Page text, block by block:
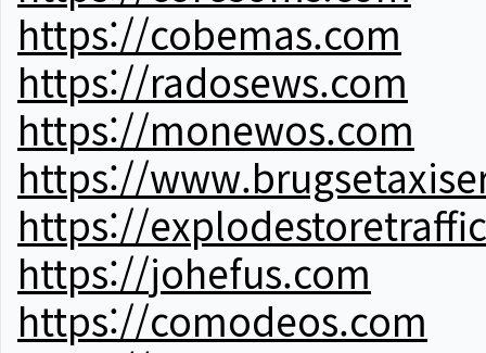
https://cobemas.com
https://radosews.com
https://monewos.com
https://
https://
https://johefus.com
https://comodeos.com